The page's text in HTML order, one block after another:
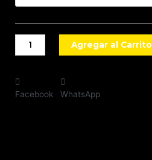
Agregar al Carrito
Facebook WhatsApp